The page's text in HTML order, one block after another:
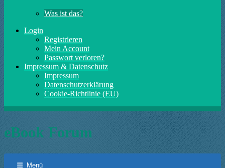
Was ist das?
Login
Registrieren
Mein Account
Passwort verloren?
Impressum & Datenschutz
Impressum
Datenschutzerklärung
Cookie-Richtlinie (EU)
eBook Forum
Menü